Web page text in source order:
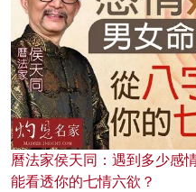
曆法家侯天同：遇到多少感
能看透你的七情六欲？